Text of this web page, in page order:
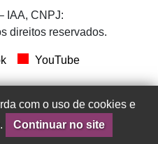
IAA, CNPJ:
direitos reservados.
YouTube
com o uso de cookies e
Continuar no site